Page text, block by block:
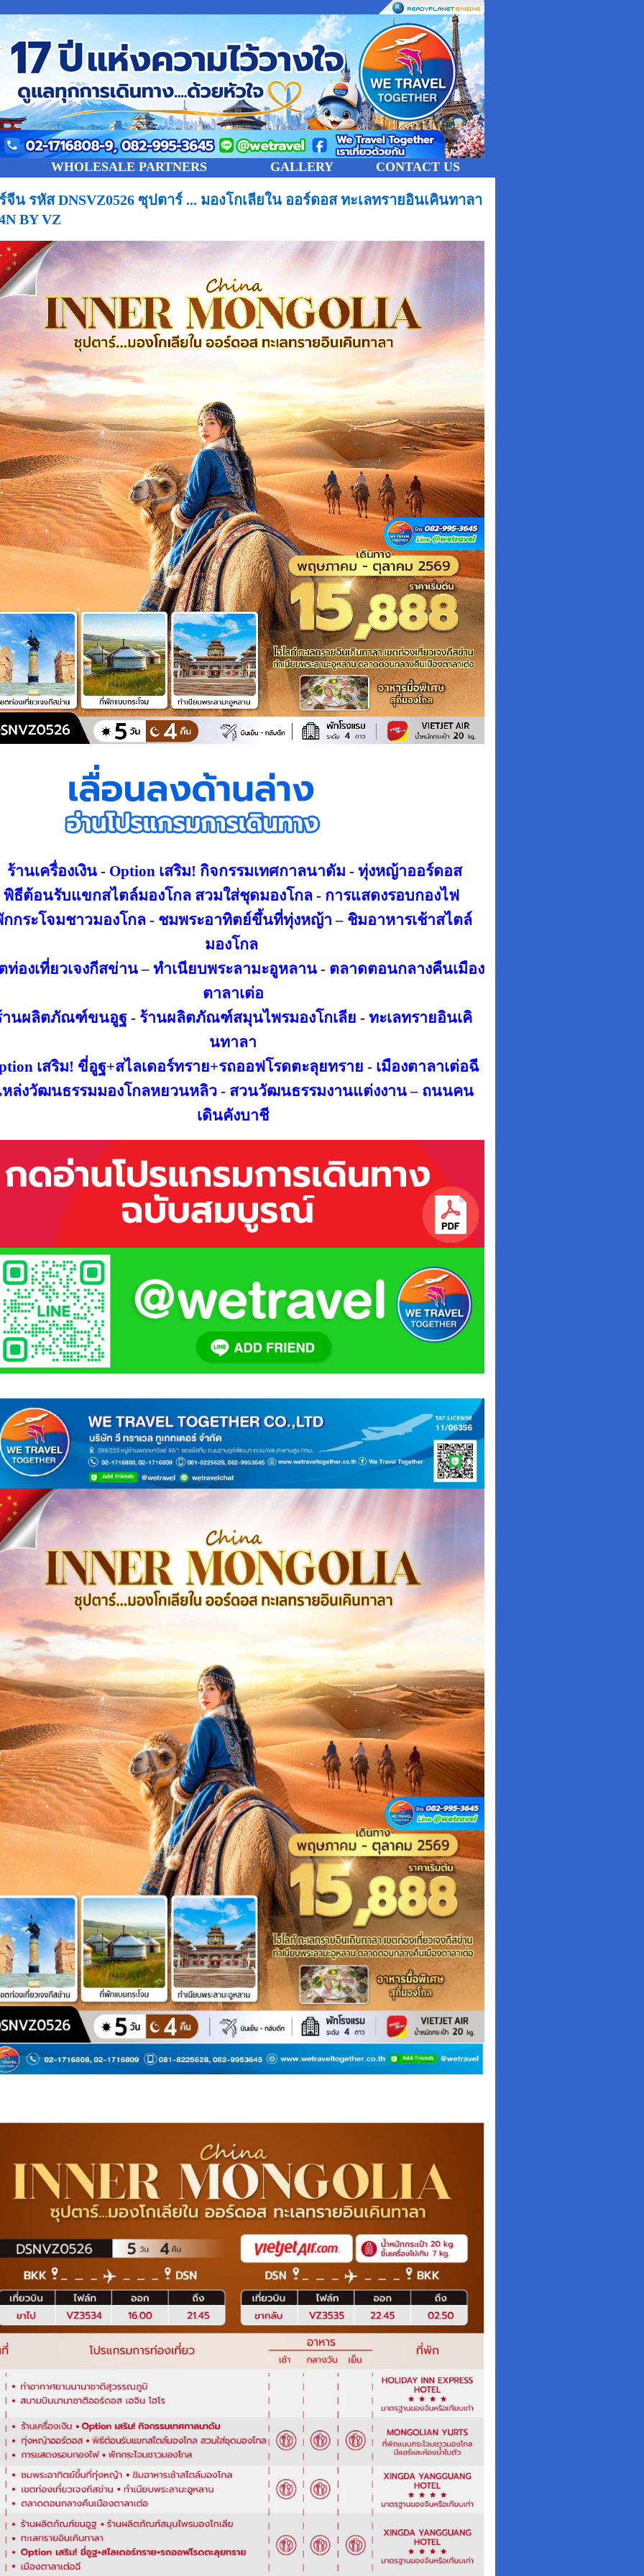
WHOLESALE PARTNERS GALLERY CONTACT US
จีน รหัส DNSVZ0526 ซุปตาร์ ... มองโกเลียใน ออร์ดอส ทะเลทรายอินเคินทาลา
BY VZ
ร้านเครื่องเงิน - Option เสริม! กิจกรรมเทศกาลนาดัม - ทุ่งหญ้าออร์ดอส
พิธีต้อนรับแขกสไตล์มองโกล สวมใส่ชุดมองโกล - การแสดงรอบกองไฟ
กระโจมชาวมองโกล - ชมพระอาทิตย์ขึ้นที่ทุ่งหญ้า – ชิมอาหารเช้าสไตล์
มองโกล
ท่องเที่ยวเจงกีสข่าน – ทำเนียบพระลามะอูหลาน - ตลาดตอนกลางคืนเมือง
ตาลาเต่อ
านผลิตภัณฑ์ขนอูฐ - ร้านผลิตภัณฑ์สมุนไพรมองโกเลีย - ทะเลทรายอินเคิ
นทาลา
เสริม! ขี่อูฐ+สไลเดอร์ทราย+รถออฟโรดตะลุยทราย - เมืองตาลาเต่อฉี
ล่งวัฒนธรรมมองโกลหยวนหลิว - สวนวัฒนธรรมงานแต่งงาน – ถนนคน
เดินคังบาชี